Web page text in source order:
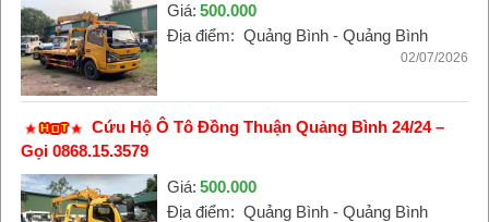
Giá: 500.000
Địa điểm: Quảng Bình - Quảng Bình
02/07/2026
Cứu Hộ Ô Tô Đồng Thuận Quảng Bình 24/24 –
Gọi 0868.15.3579
Giá: 500.000
Địa điểm: Quảng Bình - Quảng Bình